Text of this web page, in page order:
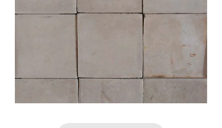
KEUKENBLOKKEN
SCHOUWEN
PORSELEINEN BAKKEN